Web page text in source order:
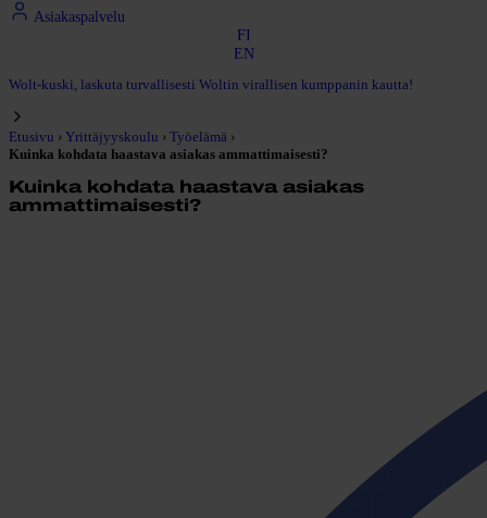
Asiakaspalvelu
FI
EN
Wolt-kuski, laskuta turvallisesti Woltin virallisen kumppanin kautta!
Etusivu › Yrittäjyyskoulu › Työelämä ›
Kuinka kohdata haastava asiakas ammattimaisesti?
Kuinka kohdata haastava asiakas
ammattimaisesti?